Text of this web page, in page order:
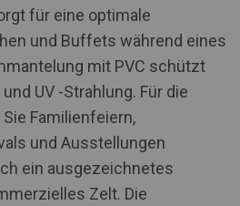
für eine optimale
und Buffets während eines
mit PVC schützt
UV -Strahlung. Für die
Familienfeiern,
und Ausstellungen
ein ausgezeichnetes
Zelt. Die